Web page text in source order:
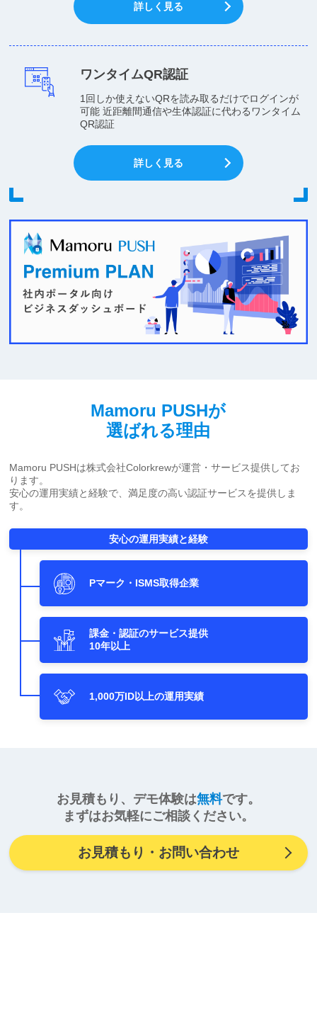
詳しく見る
ワンタイムQR認証
1回しか使えないQRを読み取るだけでログインが
可能 近距離間通信や生体認証に代わるワンタイム
QR認証
詳しく見る
Mamoru PUSHが
選ばれる理由
Mamoru PUSHは株式会社Colorkrewが運営・サービス提供してお
ります。
安心の運用実績と経験で、満足度の高い認証サービスを提供しま
す。
安心の運用実績と経験
Pマーク・ISMS取得企業
課金・認証のサービス提供
10年以上
1,000万ID以上の運用実績
お見積もり、デモ体験は無料です。
まずはお気軽にご相談ください。
お見積もり・お問い合わせ